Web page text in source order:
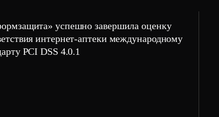
успешно завершила оценку
интернет-аптеки международному
PCI DSS 4.0.1